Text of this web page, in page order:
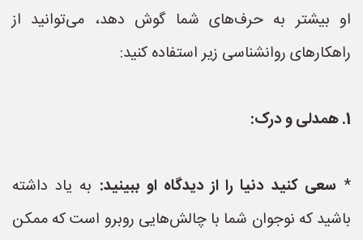
او بیشتر به حرف‌های شما گوش دهد، می‌توانید از
راهکارهای روانشناسی زیر استفاده کنید:
1. همدلی و درک:
*سعی کنید دنیا را از دیدگاه او ببینید: به یاد داشته
باشید که نوجوان شما با چالش‌هایی روبرو است که ممکن